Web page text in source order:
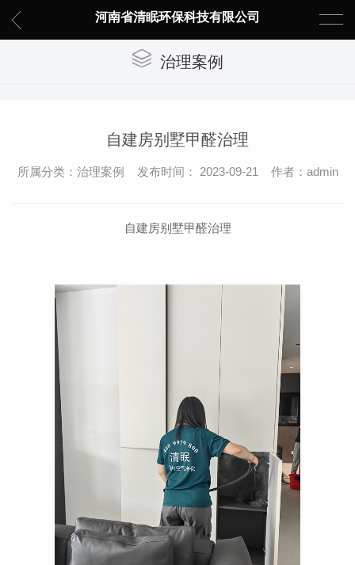
河南省清眠环保科技有限公司
治理案例
自建房别墅甲醛治理
所属分类：治理案例 发布时间： 2023-09-21 作者：admin
自建房别墅甲醛治理